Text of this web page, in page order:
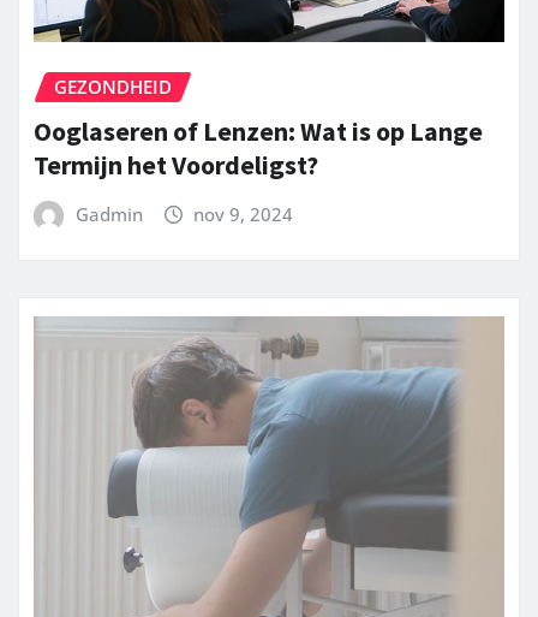
GEZONDHEID
Ooglaseren of Lenzen: Wat is op Lange
Termijn het Voordeligst?
Gadmin nov 9, 2024